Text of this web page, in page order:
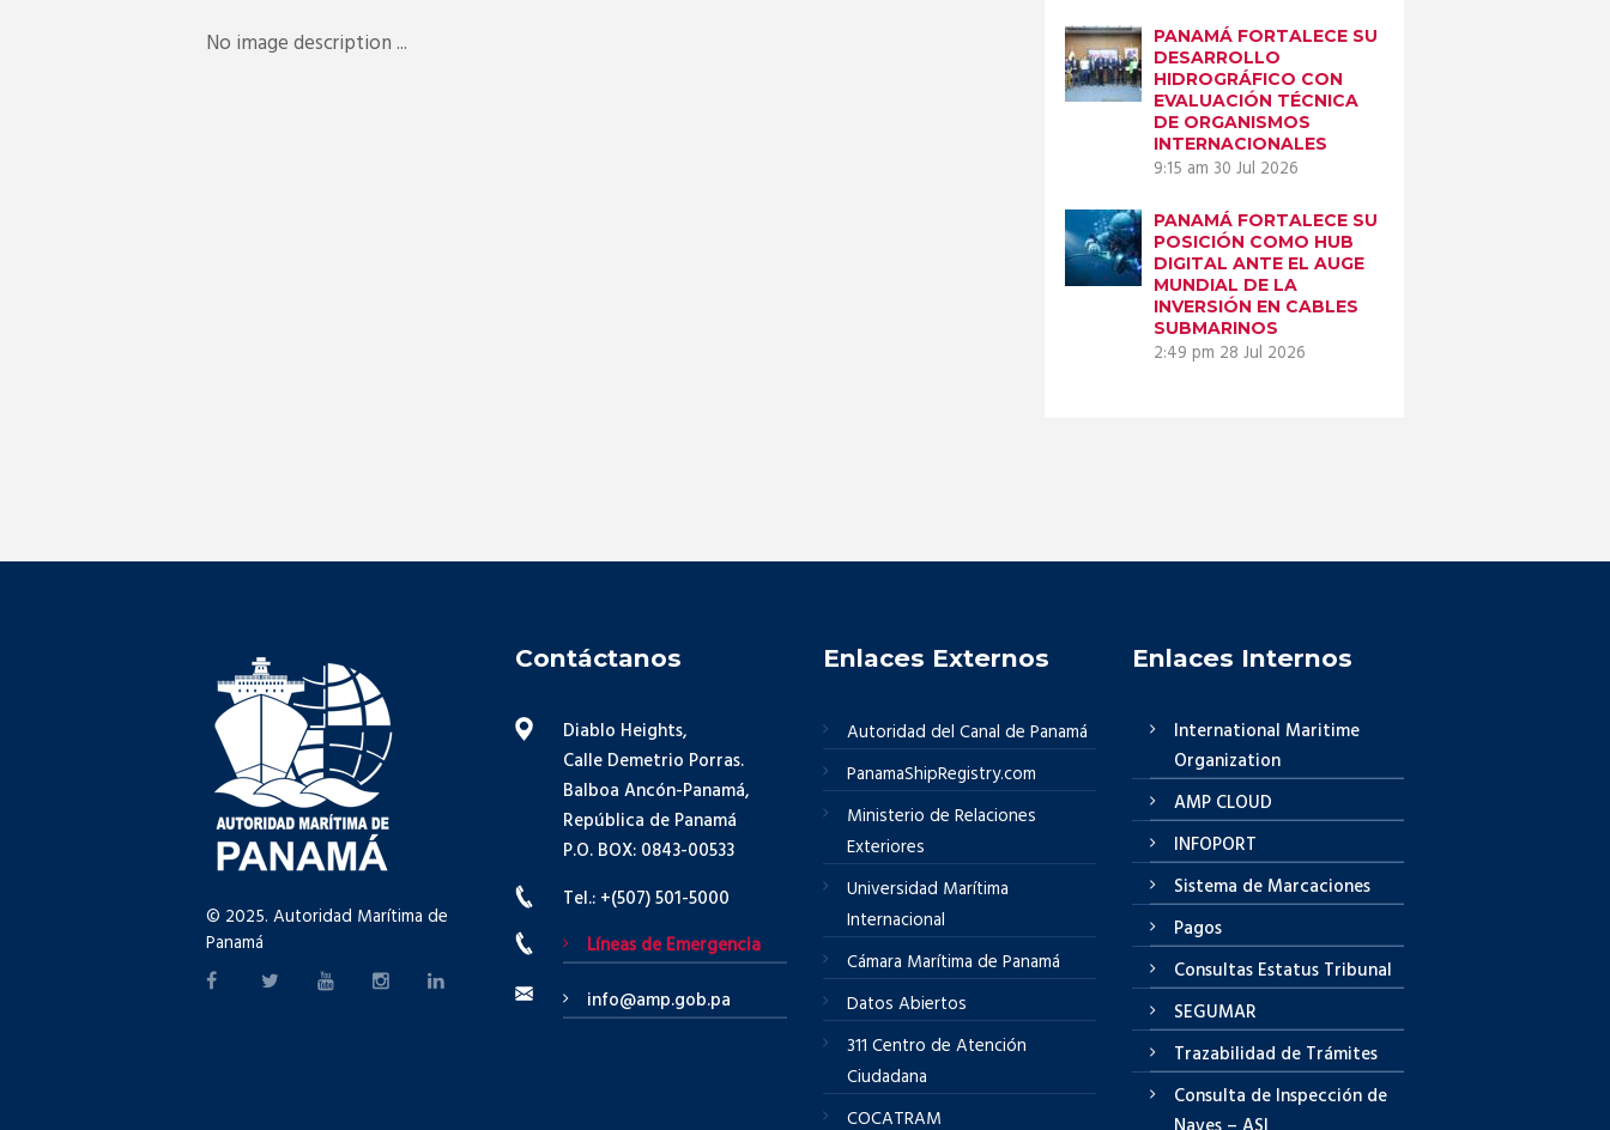
No image description ...
PANAMÁ FORTALECE SU
DESARROLLO
HIDROGRÁFICO CON
EVALUACIÓN TÉCNICA
DE ORGANISMOS
INTERNACIONALES
9:15 am 30 Jul 2026
PANAMÁ FORTALECE SU
POSICIÓN COMO HUB
DIGITAL ANTE EL AUGE
MUNDIAL DE LA
INVERSIÓN EN CABLES
SUBMARINOS
2:49 pm 28 Jul 2026
© 2025. Autoridad Marítima de
Panamá
Contáctanos
Diablo Heights,
Calle Demetrio Porras.
Balboa Ancón-Panamá,
República de Panamá
P.O. BOX: 0843-00533
Tel.: +(507) 501-5000
Líneas de Emergencia
info@amp.gob.pa
Enlaces Externos
Autoridad del Canal de Panamá
PanamaShipRegistry.com
Ministerio de Relaciones
Exteriores
Universidad Marítima
Internacional
Cámara Marítima de Panamá
Datos Abiertos
311 Centro de Atención
Ciudadana
COCATRAM
Enlaces Internos
International Maritime
Organization
AMP CLOUD
INFOPORT
Sistema de Marcaciones
Pagos
Consultas Estatus Tribunal
SEGUMAR
Trazabilidad de Trámites
Consulta de Inspección de